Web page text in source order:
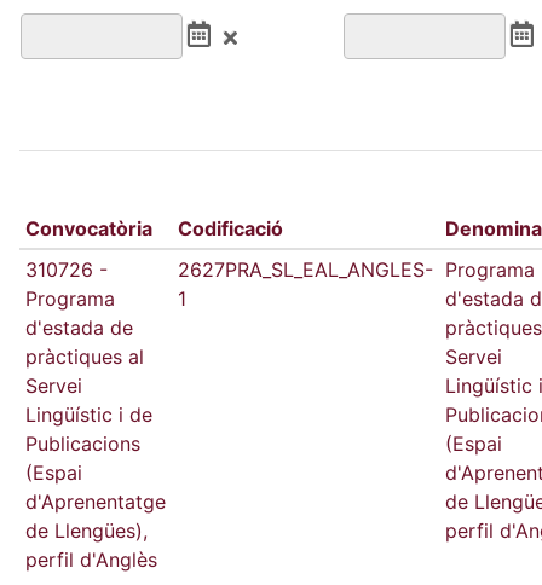
Convocatòria Codificació
310726 -
Programa
d'estada de
pràctiques al
Servei
Lingüístic i de
Publicacions
(Espai
d'Aprenentatge
de Llengües),
perfil d'Anglès
2627PRA_SL_EAL_ANGLES-
1
Programa
d'estada
Servei
Lingüístic
(Espai
de
perfil